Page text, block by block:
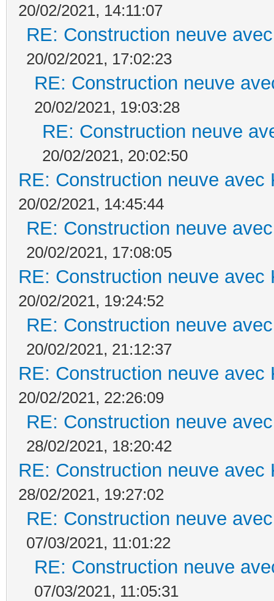
20/02/2021, 14:11:07
RE: Construction neuve
20/02/2021, 17:02:23
RE: Construction neuve
20/02/2021, 19:03:28
RE: Construction neuve
20/02/2021, 20:02:50
RE: Construction neuve avec
20/02/2021, 14:45:44
RE: Construction neuve
20/02/2021, 17:08:05
RE: Construction neuve avec
20/02/2021, 19:24:52
RE: Construction neuve
20/02/2021, 21:12:37
RE: Construction neuve avec
20/02/2021, 22:26:09
RE: Construction neuve
28/02/2021, 18:20:42
RE: Construction neuve avec
28/02/2021, 19:27:02
RE: Construction neuve
07/03/2021, 11:01:22
RE: Construction neuve
07/03/2021, 11:05:31